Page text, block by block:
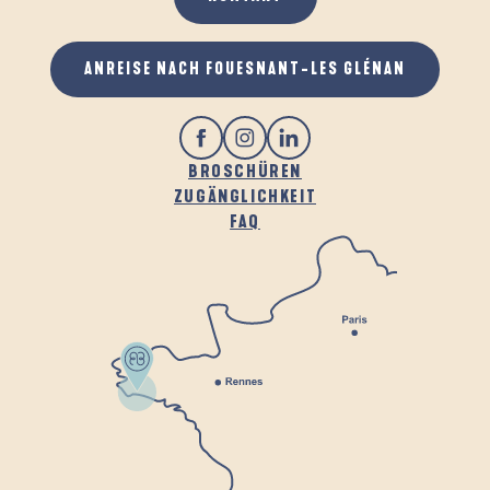
BROSCHÜREN
ZUGÄNGLICHKEIT
FAQ
ANREISE NACH FOUESNANT-LES GLÉNAN